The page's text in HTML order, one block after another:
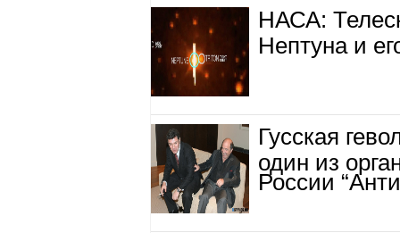
НАСА:
Нептуна и
Гусская
один из
России